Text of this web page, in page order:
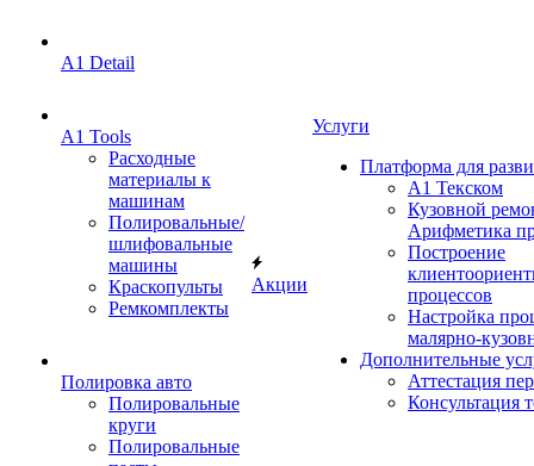
A1 Detail
A1 Tools
Расходные
материалы к
машинам
Полировальные/
шлифовальные
машины
Краскопульты
Ремкомплекты
Полировка авто
Полировальные
круги
Полировальные
Акции
Услуги
Платформа для
А1 Текском
Кузовной
Арифметика
Построение
процессов
Настройка
малярно-
Дополнительные
Аттестация
Консультация